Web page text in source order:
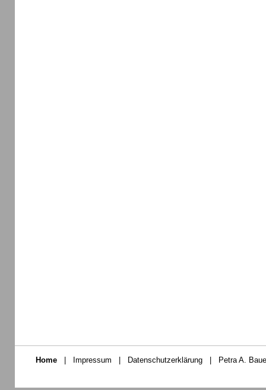
Home Impressum Datenschutzerklärung Petra A.